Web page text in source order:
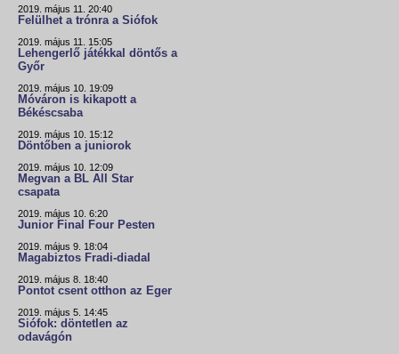
2019. május 11. 20:40
Felülhet a trónra a Siófok
2019. május 11. 15:05
Lehengerlő játékkal döntős a
Győr
2019. május 10. 19:09
Móváron is kikapott a
Békéscsaba
2019. május 10. 15:12
Döntőben a juniorok
2019. május 10. 12:09
Megvan a BL All Star
csapata
2019. május 10. 6:20
Junior Final Four Pesten
2019. május 9. 18:04
Magabiztos Fradi-diadal
2019. május 8. 18:40
Pontot csent otthon az Eger
2019. május 5. 14:45
Siófok: döntetlen az
odavágón